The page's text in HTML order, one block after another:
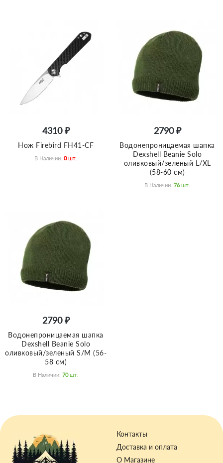
4310 ₽
Нож Firebird FH41-CF
В Наличии: 0 Шт.
2790 ₽
Водонепроницаемая шапка
Dexshell Beanie Solo
оливковый/зеленый L/XL
(58-60 см)
В Наличии: 76 Шт.
2790 ₽
Водонепроницаемая шапка
Dexshell Beanie Solo
оливковый/зеленый S/M (56-
58 см)
В Наличии: 70 Шт.
Контакты
Доставка и оплата
О Магазине